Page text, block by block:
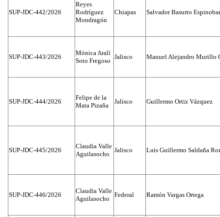
SUP-JDC-442/2026
Reyes
Rodríguez
Mondragón
Chiapas Salvador Basurto
SUP-JDC-443/2026
Mónica Aralí
Soto Fregoso
Jalisco Manuel Alejandro Murillo
SUP-JDC-444/2026
Felipe de la
Mata Pizaña
Jalisco Guillermo Ortiz Vázquez
SUP-JDC-445/2026
Claudia Valle
Aguilasocho
Jalisco Luis Guillermo Saldaña
SUP-JDC-446/2026
Claudia Valle
Aguilasocho
Federal Ramón Vargas Ortega